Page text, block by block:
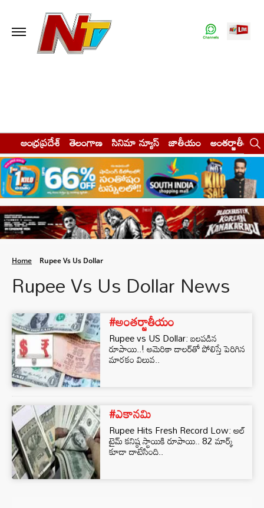
ఆంధ్రప్రదేశ్ తెలంగాణ సినిమా న్యూస్ జాతీయం అంతర్జాతీయం
Home Rupee Vs Us Dollar
Rupee Vs Us Dollar News
#అంతర్జాతీయం
Rupee vs US Dollar: బలపడిన
రూపాయి..! అమెరికా డాలర్‌తో పోలిస్తే పెరిగిన
మారకం విలువ..
#ఎకానమి
Rupee Hits Fresh Record Low: ఆల్‌
టైమ్‌ కనిష్ఠ స్థాయికి రూపాయి.. 82 మార్క్‌
కూడా దాటేసింది..